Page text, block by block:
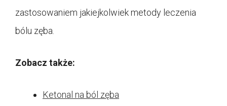
zastosowaniem jakiejkolwiek metody leczenia
bólu zęba.
Zobacz także:
Ketonal na ból zęba